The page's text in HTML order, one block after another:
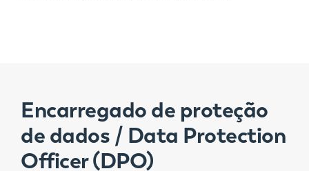
Encarregado de proteção
de dados / Data Protection
Officer (DPO)